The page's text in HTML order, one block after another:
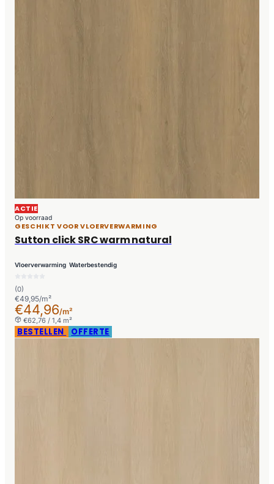
ACTIE
Op voorraad
GESCHIKT VOOR VLOERVERWARMING
Sutton click SRC warm natural
Vloerverwarming Waterbestendig
(0)
€49,95/m²
€44,96/m²
€62,76 / 1,4 m²
BESTELLEN OFFERTE